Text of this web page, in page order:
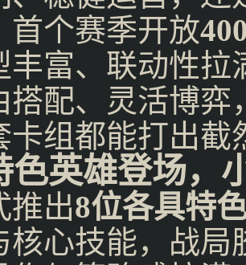
首个赛季开放
丰富、联动性
搭配、灵活博
卡组都能打出截
色英雄登场，
推出8位各具特
核心技能，战局